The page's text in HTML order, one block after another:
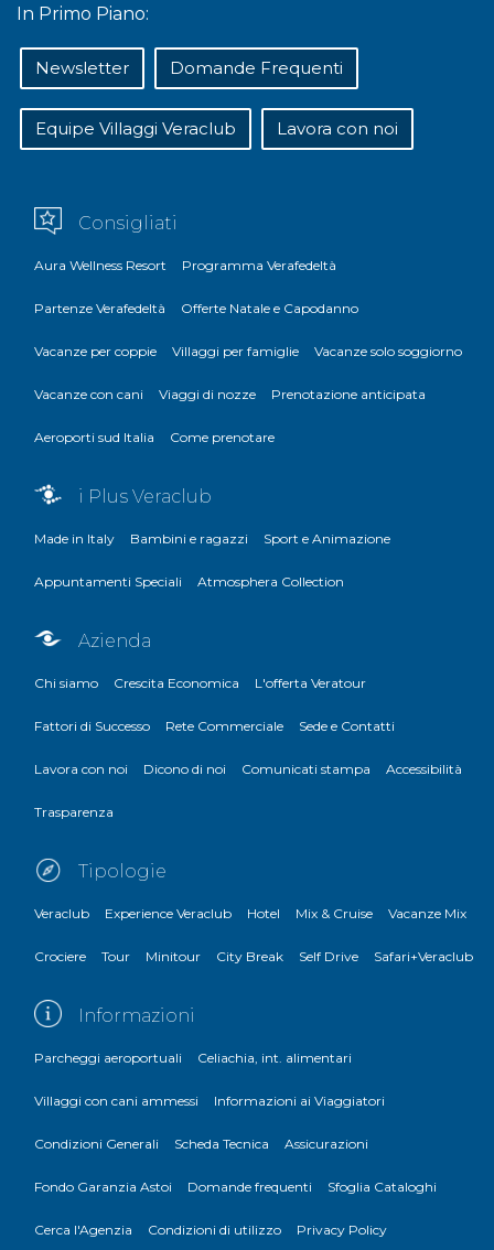
In Primo Piano:
Newsletter Domande Frequenti
Equipe Villaggi Veraclub Lavora con noi
Consigliati
Aura Wellness Resort Programma Verafedeltà
Partenze Verafedeltà Offerte Natale e Capodanno
Vacanze per coppie Villaggi per famiglie Vacanze solo soggiorno
Vacanze con cani Viaggi di nozze Prenotazione anticipata
Aeroporti sud Italia Come prenotare
i Plus Veraclub
Made in Italy Bambini e ragazzi Sport e Animazione
Appuntamenti Speciali Atmosphera Collection
Azienda
Chi siamo Crescita Economica L'offerta Veratour
Fattori di Successo Rete Commerciale Sede e Contatti
Lavora con noi Dicono di noi Comunicati stampa Accessibilità
Trasparenza
Tipologie
Veraclub Experience Veraclub Hotel Mix & Cruise Vacanze Mix
Crociere Tour Minitour City Break Self Drive Safari+Veraclub
Informazioni
Parcheggi aeroportuali Celiachia, int. alimentari
Villaggi con cani ammessi Informazioni ai Viaggiatori
Condizioni Generali Scheda Tecnica Assicurazioni
Fondo Garanzia Astoi Domande frequenti Sfoglia Cataloghi
Cerca l'Agenzia Condizioni di utilizzo Privacy Policy